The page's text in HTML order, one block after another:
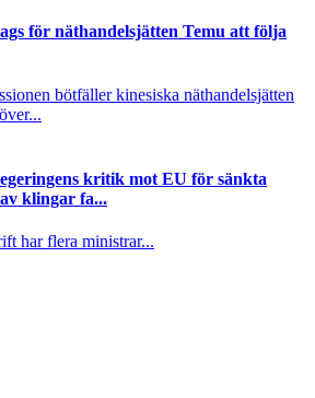
för näthandelsjätten Temu att följa
bötfäller kinesiska näthandelsjätten
kritik mot EU för sänkta
klingar fa...
har flera ministrar...